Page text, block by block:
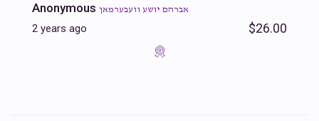
Anonymous אברהם יושע וועבערמאן
2 years ago $26.00